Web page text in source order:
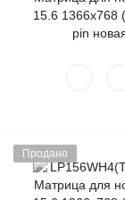
Продано